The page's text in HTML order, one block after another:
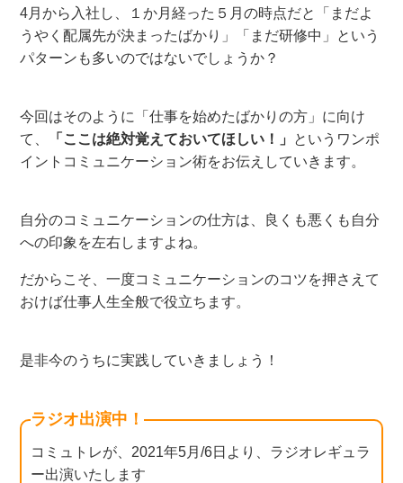
4月から入社し、１か月経った５月の時点だと「まだよ
うやく配属先が決まったばかり」「まだ研修中」という
パターンも多いのではないでしょうか？
今回はそのように「仕事を始めたばかりの方」に向け
て、
「ここは絶対覚えておいてほしい！」 というワンポ
イントコミュニケーション術をお伝えしていきます。
自分のコミュニケーションの仕方は、良くも悪くも自分
への印象を左右しますよね。
だからこそ、一度コミュニケーションのコツを押さえて
おけば仕事人生全般で役立ちます。
是非今のうちに実践していきましょう！
ラジオ出演中！
コミュトレが、2021年5月/6日より、ラジオレギュラ
ー出演いたします